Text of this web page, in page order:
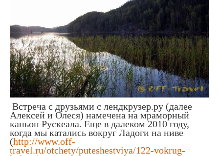
Встреча с друзьями с лендкрузер.ру (далее
Алексей и Олеся) намечена на мраморный
каньон Рускеала. Еще в далеком 2010 году,
когда мы катались вокруг Ладоги на ниве
(http://www.off-
travel.ru/otchety/puteshestviya/122-vokrug-